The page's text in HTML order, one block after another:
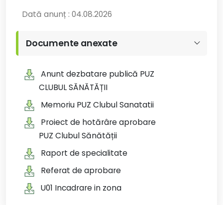
Dată anunț : 04.08.2026
Documente anexate
Anunt dezbatare publică PUZ
CLUBUL SĂNĂTĂȚII
Memoriu PUZ Clubul Sanatatii
Proiect de hotărâre aprobare
PUZ Clubul Sănătății
Raport de specialitate
Referat de aprobare
U01 Incadrare in zona